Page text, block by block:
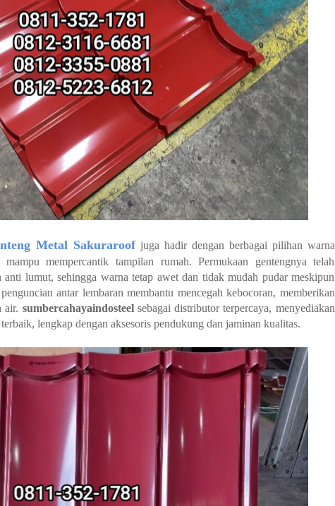
Metal Sakuraroofjuga hadir dengan berbagai pilihan warna
mempercantik tampilan rumah. Permukaan gentengnya telah
lumut, sehingga warna tetap awet dan tidak mudah pudar meskipun
antar lembaran membantu mencegah kebocoran, memberikan
air. sumbercahayaindosteelsebagai distributor terpercaya, menyediakan
lengkap dengan aksesoris pendukung dan jaminan kualitas.